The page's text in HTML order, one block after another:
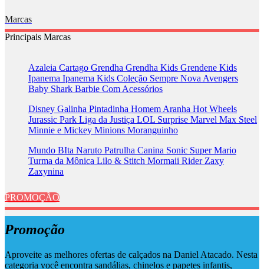
Marcas
Principais Marcas
Azaleia Cartago Grendha Grendha Kids Grendene Kids
Ipanema Ipanema Kids Coleção Sempre Nova Avengers
Baby Shark Barbie Com Acessórios
Disney Galinha Pintadinha Homem Aranha Hot Wheels
Jurassic Park Liga da Justiça LOL Surprise Marvel Max Steel
Minnie e Mickey Minions Moranguinho
Mundo BIta Naruto Patrulha Canina Sonic Super Mario
Turma da Mônica Lilo & Stitch Mormaii Rider Zaxy
Zaxynina
PROMOÇÃO
Promoção
Aproveite as melhores ofertas de calçados na Daniel Atacado. Nesta
categoria você encontra sandálias, chinelos e papetes infantis,